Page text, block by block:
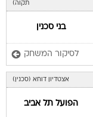
תקוה)
בני סכנין
לסיקור המשחק
אצטדיון דוחא (סכנין)
הפועל תל אביב